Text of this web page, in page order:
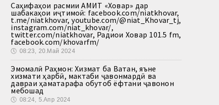
Саҳифаҳои расмии АМИТ «Ховар» дар
шабакаҳои иҷтимоӣ: facebook.com/niatkhovar,
t.me/niatkhovar, youtube.com/@niat_Khovar_tj,
instagram.com/niat_khovar/,
twitter.com/niatkhovar, Радиои Ховар 101.5 fm,
facebook.com/khovarfm/
🕔 08:23, 20.Май 2024
Эмомалӣ Раҳмон: Хизмат ба Ватан, яъне
хизмати ҳарбӣ, мактаби ҷавонмардӣ ва
давраи ҳаматарафа обутоб ёфтани ҷавонон
мебошад
🕔 08:24, 5.Апр 2024